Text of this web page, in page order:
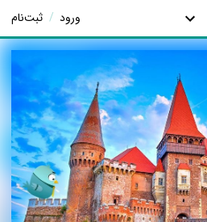
ورود / ثبت‌نام